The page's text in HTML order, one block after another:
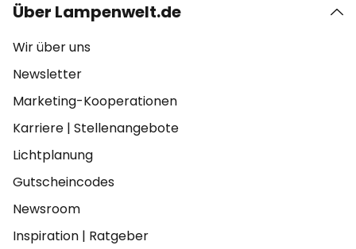
Über Lampenwelt.de
Wir über uns
Newsletter
Marketing-Kooperationen
Karriere | Stellenangebote
Lichtplanung
Gutscheincodes
Newsroom
Inspiration | Ratgeber